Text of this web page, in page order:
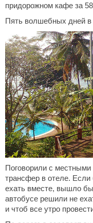
придорожном кафе за
Пять волшебных дней
Поговорили с
трансфер в отеле.
ехать вместе, вышло
автобусе решили не
и чтоб все утро